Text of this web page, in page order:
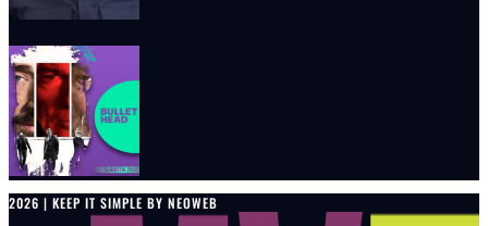
2026 | KEEP IT SIMPLE BY NEOWEB